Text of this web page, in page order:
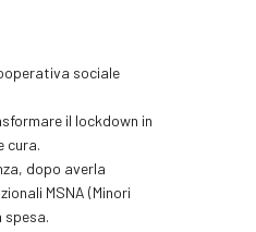
sociale
il lockdown in
cura.
dopo averla
MSNA (Minori
spesa.